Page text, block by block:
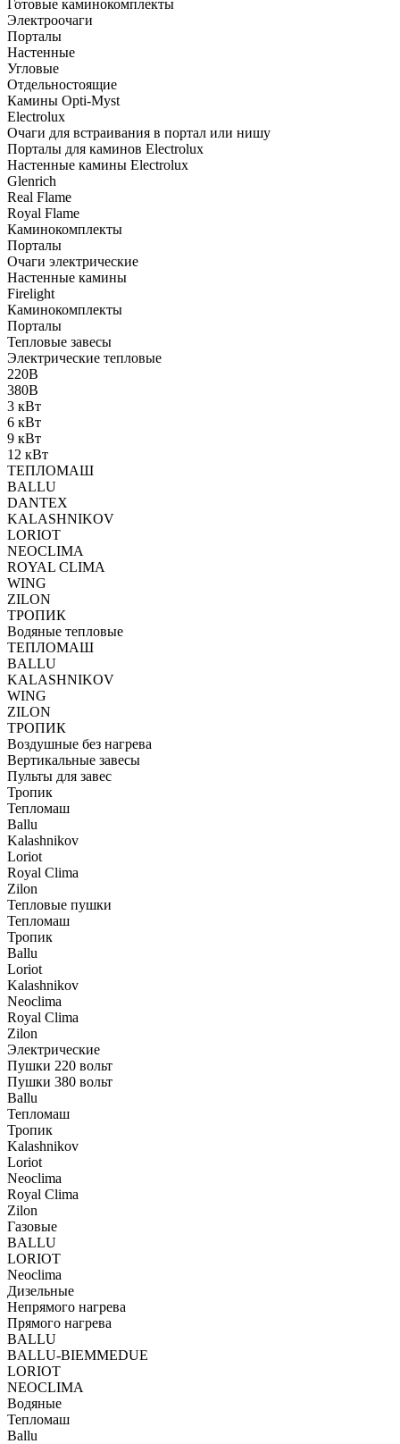
Готовые каминокомплекты
Электроочаги
Порталы
Настенные
Угловые
Отдельностоящие
Камины Opti-Myst
Electrolux
Очаги для встраивания в портал или нишу
Порталы для каминов Electrolux
Настенные камины Electrolux
Glenrich
Rеal Flame
Royal Flame
Каминокомплекты
Порталы
Очаги электрические
Настенные камины
Firelight
Каминокомплекты
Порталы
Тепловые завесы
Электрические тепловые
220В
380В
3 кВт
6 кВт
9 кВт
12 кВт
ТЕПЛОМАШ
BALLU
DANTEX
KALASHNIKOV
LORIOT
NEOCLIMA
ROYAL CLIMA
WING
ZILON
ТРОПИК
Водяные тепловые
ТЕПЛОМАШ
BALLU
KALASHNIKOV
WING
ZILON
ТРОПИК
Воздушные без нагрева
Вертикальные завесы
Пульты для завес
Тропик
Тепломаш
Ballu
Kalashnikov
Loriot
Royal Clima
Zilon
Тепловые пушки
Тепломаш
Тропик
Ballu
Loriot
Kalashnikov
Neoclima
Royal Clima
Zilon
Электрические
Пушки 220 вольт
Пушки 380 вольт
Ballu
Тепломаш
Тропик
Kalashnikov
Loriot
Neoclima
Royal Clima
Zilon
Газовые
BALLU
LORIOT
Neoclima
Дизельные
Непрямого нагрева
Прямого нагрева
BALLU
BALLU-BIEMMEDUE
LORIOT
NEOCLIMA
Водяные
Тепломаш
Ballu